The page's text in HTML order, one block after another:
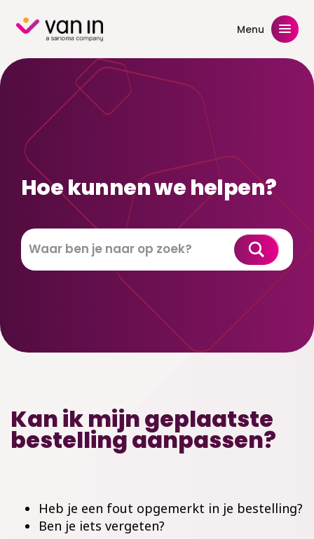
content Menu
Hoe kunnen we helpen?
Zoeken
Kan ik mijn geplaatste
bestelling aanpassen?
Heb je een fout opgemerkt in je bestelling?
Ben je iets vergeten?